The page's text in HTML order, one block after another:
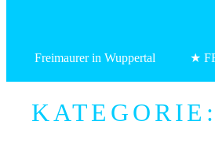
Freimaurer in Wuppertal ★
KATEGORIE: